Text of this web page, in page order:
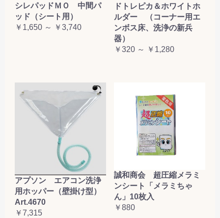
シレパッドＭＯ 中間パ
ッド（シート用）
￥1,650 ～ ￥3,740
ドトレピカ＆ホワイトホ
ルダー （コーナー用エ
ンボス床、洗浄の新兵
器）
￥320 ～ ￥1,280
アプソン エアコン洗浄
用ホッパー（壁掛け型）
Art.4670
￥7,315
誠和商会 超圧縮メラミ
ンシート「メラミちゃ
ん」10枚入
￥880